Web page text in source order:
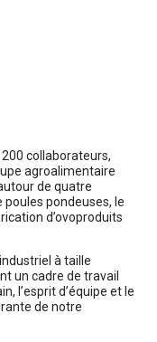
collaborateurs,
agroalimentaire
de quatre
pondeuses, le
d’ovoproduits
à taille
un cadre de travail
l’esprit d’équipe et le
de notre